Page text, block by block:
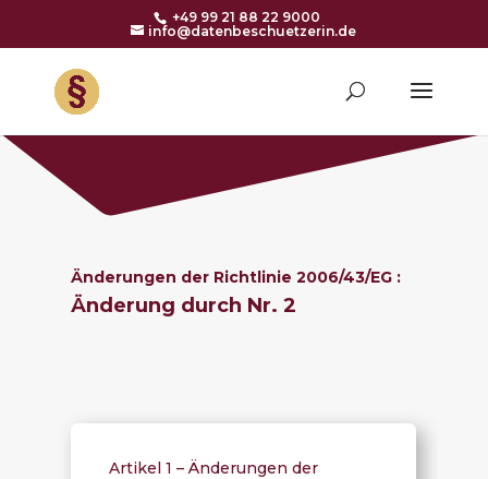
+49 99 21 88 22 9000
info@datenbeschuetzerin.de
Änderungen der Richtlinie 2006/43/EG :
Änderung durch Nr. 2
Artikel 1 – Änderungen der